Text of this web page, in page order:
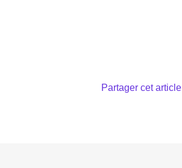
Partager cet article